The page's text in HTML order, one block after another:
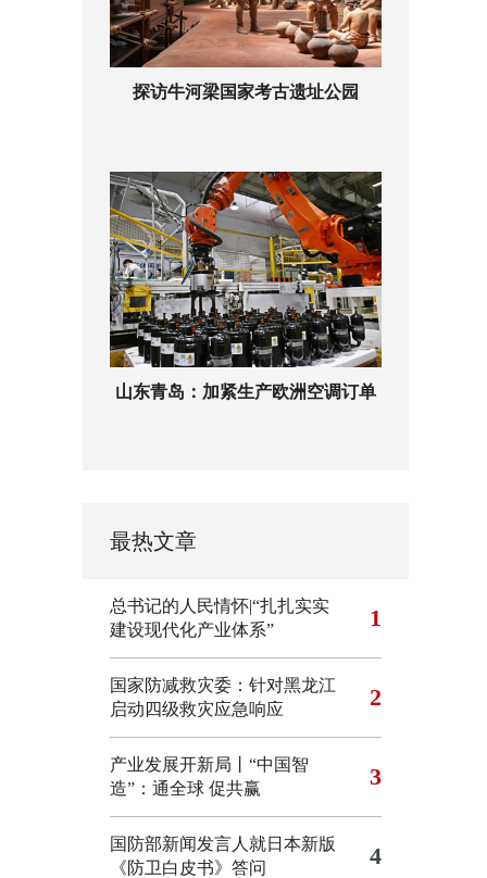
探访牛河梁国家考古遗址公园
山东青岛：加紧生产欧洲空调订单
最热文章
总书记的人民情怀|“扎扎实实
建设现代化产业体系”
1
国家防减救灾委：针对黑龙江
启动四级救灾应急响应
2
产业发展开新局丨“中国智
造”：通全球 促共赢
3
国防部新闻发言人就日本新版
《防卫白皮书》答问
4